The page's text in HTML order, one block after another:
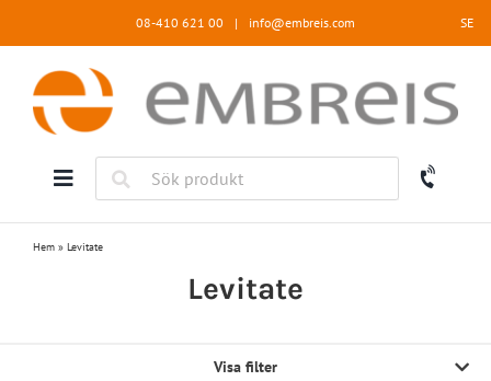
08-410 621 00 | info@embreis.com SE
Hem » Levitate
Levitate
Visa filter